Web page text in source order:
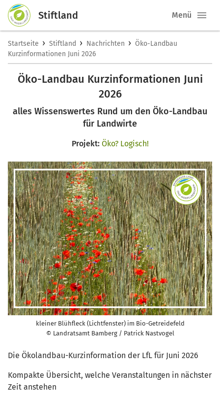
Stiftland Menü
Startseite › Stiftland › Nachrichten › Öko-Landbau
Kurzinformationen Juni 2026
Öko-Landbau Kurzinformationen Juni
2026
alles Wissenswertes Rund um den Öko-Landbau
für Landwirte
Projekt: Öko? Logisch!
kleiner Blühfleck (Lichtfenster) im Bio-Getreidefeld
© Landratsamt Bamberg / Patrick Nastvogel
Die Ökolandbau-Kurzinformation der LfL für Juni 2026
Kompakte Übersicht, welche Veranstaltungen in nächster
Zeit anstehen